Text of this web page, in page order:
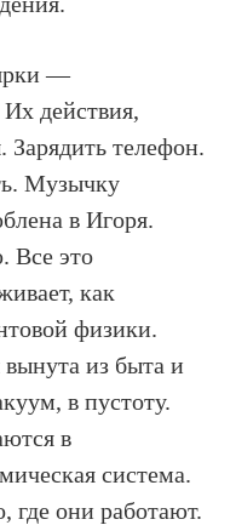
—
действия,
телефон.
Музычку
в Игоря.
Все это
как
физики.
из быта и
в пустоту.
в
система.
где они работают.